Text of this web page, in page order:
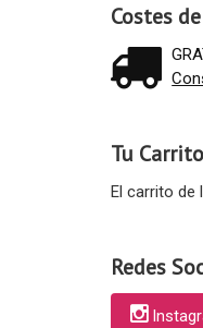
Costes
Tu
El carrito de
Redes